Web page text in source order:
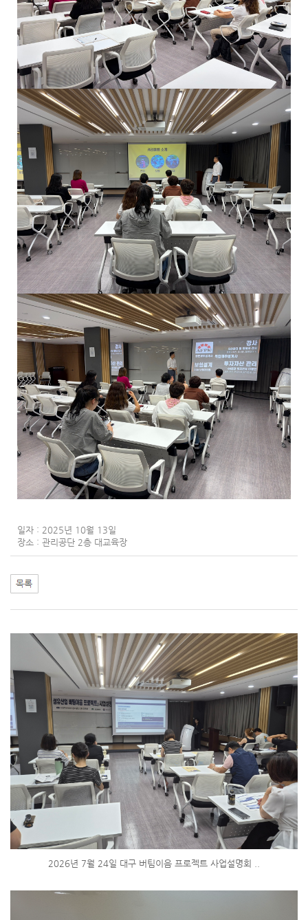
일자 : 2025년 10월 13일
장소 : 관리공단 2층 대교육장
2026년 7월 24일 대구 버팀이음 프로젝트 사업설명회 ..